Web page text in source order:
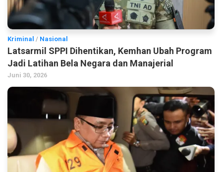
Kriminal / Nasional
Latsarmil SPPI Dihentikan, Kemhan Ubah Program
Jadi Latihan Bela Negara dan Manajerial
Juni 30, 2026